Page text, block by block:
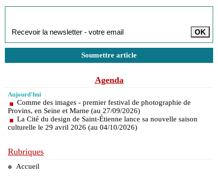
Soumettre article
Agenda
Aujourd'hui
Comme des images - premier festival de photographie de
Provins, en Seine et Marne (au 27/09/2026)
La Cité du design de Saint-Étienne lance sa nouvelle saison
culturelle le 29 avril 2026 (au 04/10/2026)
Rubriques
Accueil